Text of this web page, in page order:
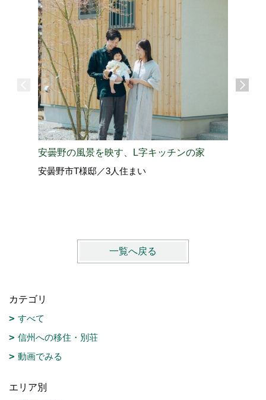
安曇野の風景を映す、L字キッチンの家
安曇野市T様邸／3人住まい
一覧へ戻る
カテゴリ
すべて
信州への移住・別荘
動画でみる
エリア別